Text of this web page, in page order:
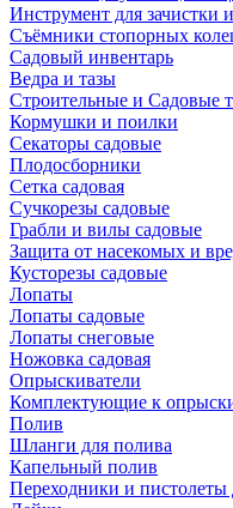
Инструмент для зачистки
Съёмники стопорных
Садовый инвентарь
Ведра и тазы
Строительные и Садовые
Кормушки и поилки
Секаторы садовые
Плодосборники
Сетка садовая
Сучкорезы садовые
Грабли и вилы садовые
Защита от насекомых и
Кусторезы садовые
Лопаты
Лопаты садовые
Лопаты снеговые
Ножовка садовая
Опрыскиватели
Комплектующие к
Полив
Шланги для полива
Капельный полив
Переходники и пистолеты